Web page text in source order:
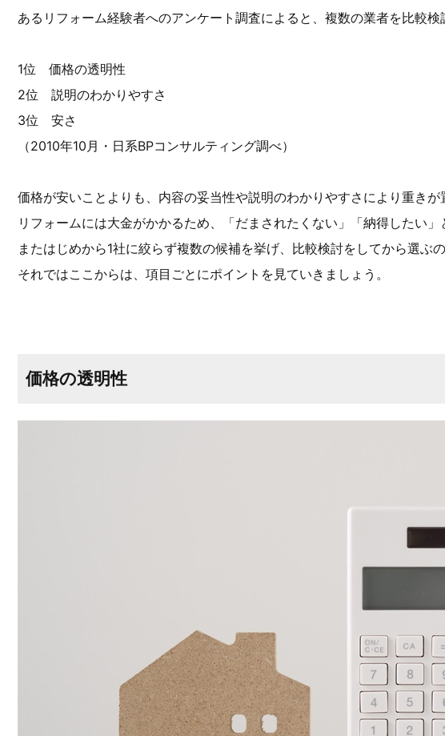
あるリフォーム経験者へのアンケート調査によると、複数の業者を比較
1位 価格の透明性
2位 説明のわかりやすさ
3位 安さ
（2010年10月・日系BPコンサルティング調べ）
価格が安いことよりも、内容の妥当性や説明のわかりやすさにより重きが
リフォームには大金がかかるため、「だまされたくない」「納得したい」
またはじめから1社に絞らず複数の候補を挙げ、比較検討をしてから選ぶの
それではここからは、項目ごとにポイントを見ていきましょう。
価格の透明性